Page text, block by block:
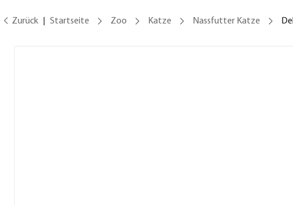
Zurück Startseite Zoo Katze Nassfutter Katze